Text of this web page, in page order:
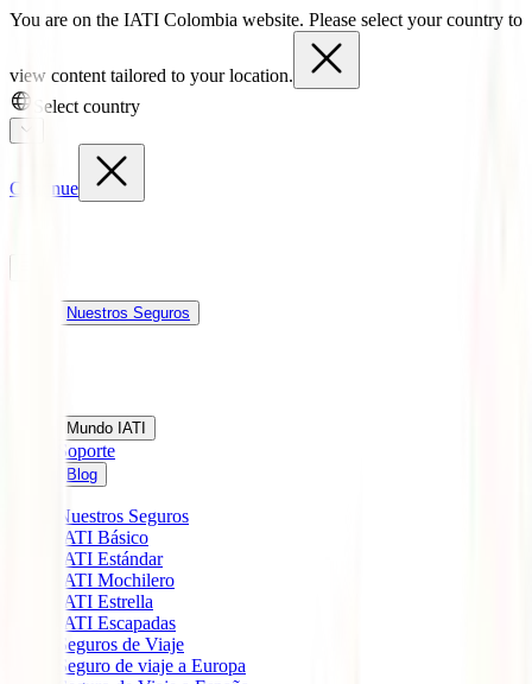
You are on the IATI Colombia website. Please select your country to
view content tailored to your location.
Select country
Continue
Nuestros Seguros
Mundo IATI
Soporte
Blog
Nuestros Seguros
IATI Básico
IATI Estándar
IATI Mochilero
IATI Estrella
IATI Escapadas
Seguros de Viaje
Seguro de viaje a Europa